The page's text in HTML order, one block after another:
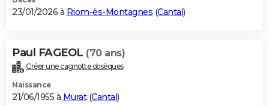
S'inscrire
Se connecter
Lycées
Collèges
Primaires
Universités
Entreprises
Service militaire
Avis de recherche
AVIS DE DÉCÈS
Bricolage
Lifestyle
Culture
Sport
Auto
Television
Voyage
Cinema
23/01/2026 à Riom-ès-Montagnes (Cantal)
Paul FAGEOL (70 ans)
Créer une cagnotte obsèques
Naissance
21/06/1955 à Murat(Cantal)